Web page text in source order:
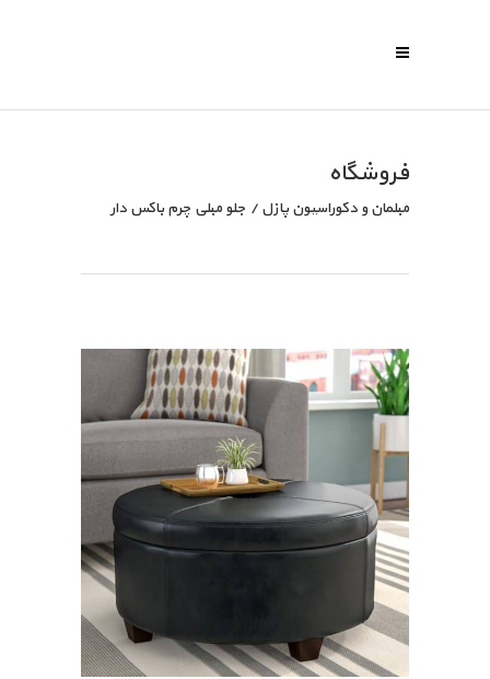
فروشگاه
مبلمان و دکوراسیون پازل/ جلو مبلی چرم باکس دار